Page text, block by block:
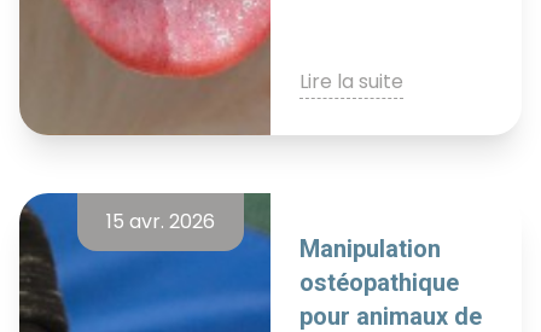
Lire la suite
15 avr. 2026
Manipulation
ostéopathique
pour animaux de